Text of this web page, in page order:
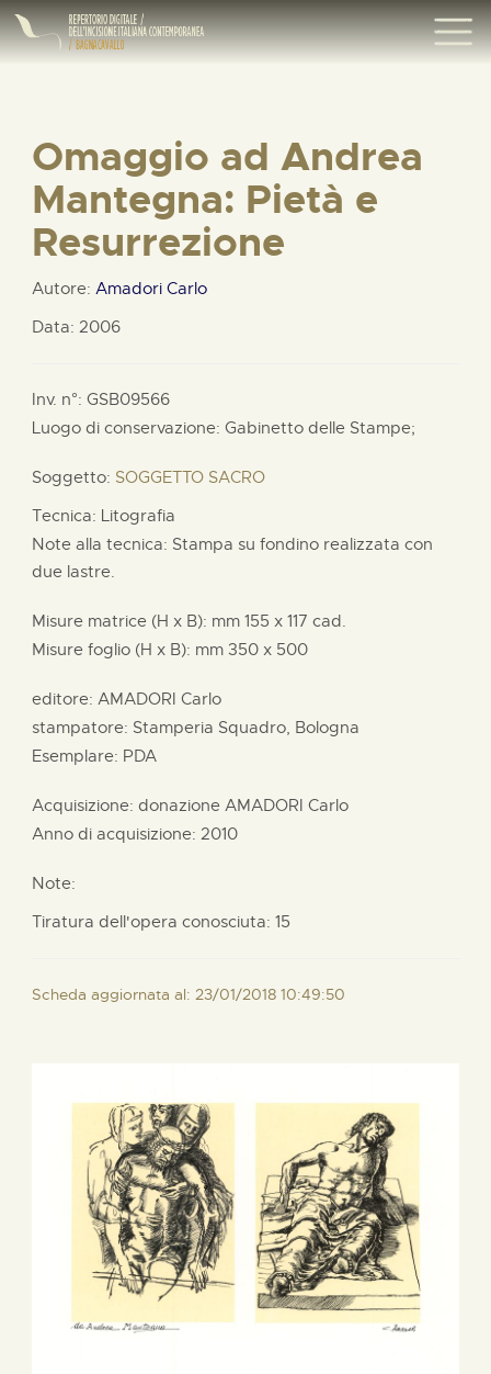
Omaggio ad Andrea
Mantegna: Pietà e
Resurrezione
Autore: Amadori Carlo
Data: 2006
Inv. n°: GSB09566
Luogo di conservazione: Gabinetto delle Stampe;
Soggetto: SOGGETTO SACRO
Tecnica: Litografia
Note alla tecnica: Stampa su fondino realizzata con
due lastre.
Misure matrice (H x B): mm 155 x 117 cad.
Misure foglio (H x B): mm 350 x 500
editore: AMADORI Carlo
stampatore: Stamperia Squadro, Bologna
Esemplare: PDA
Acquisizione: donazione AMADORI Carlo
Anno di acquisizione: 2010
Note:
Tiratura dell'opera conosciuta: 15
Scheda aggiornata al: 23/01/2018 10:49:50